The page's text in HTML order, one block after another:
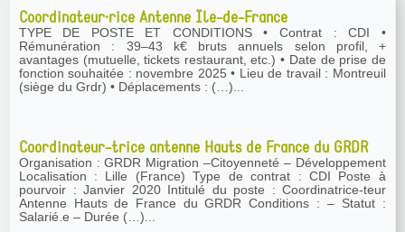
Coordinateur·rice Antenne Île-de-France
TYPE DE POSTE ET CONDITIONS • Contrat : CDI •
Rémunération : 39–43 k€ bruts annuels selon profil, +
avantages (mutuelle, tickets restaurant, etc.) • Date de prise de
fonction souhaitée : novembre 2025 • Lieu de travail : Montreuil
(siège du Grdr) • Déplacements : (…)...
Coordinateur-trice antenne Hauts de France du GRDR
Organisation : GRDR Migration –Citoyenneté – Développement
Localisation : Lille (France) Type de contrat : CDI Poste à
pourvoir : Janvier 2020 Intitulé du poste : Coordinatrice-teur
Antenne Hauts de France du GRDR Conditions : – Statut :
Salarié.e – Durée (…)...